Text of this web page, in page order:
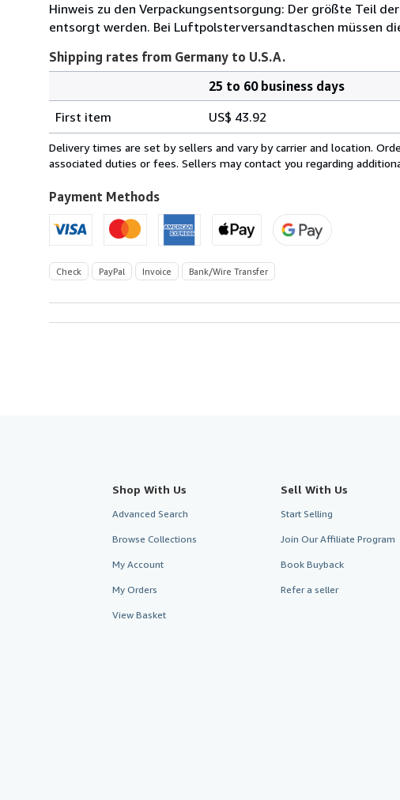
Hinweis zu den Verpackungsentsorgung: Der größte Teil
entsorgt werden. Bei Luftpolsterversandtaschen müssen
Shipping rates from Germany to U.S.A.
rates
from
Germany
U.S.A.
25 to 60 business days
First item
US$ 43.92
Delivery times are set by sellers and vary by carrier and location.
associated duties or fees. Sellers may contact you regarding
Payment Methods
Check PayPal Invoice Bank/Wire Transfer
Shop With Us
Advanced Search
Browse Collections
My Account
My Orders
View Basket
Sell With Us
Start Selling
Join Our Affiliate Program
Book Buyback
Refer a seller